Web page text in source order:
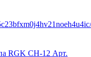
RGK CH-12 Арт.